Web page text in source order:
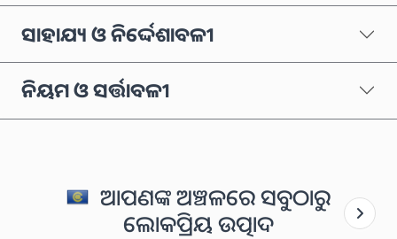
ସାହାଯ୍ୟ ଓ ନିର୍ଦ୍ଦେଶାବଳୀ
ନିୟମ ଓ ସର୍ତ୍ତାବଳୀ
ଆପଣଙ୍କ ଅଞ୍ଚଳରେ ସବୁଠାରୁ
ଲୋକପ୍ରିୟ ଉତ୍ପାଦ